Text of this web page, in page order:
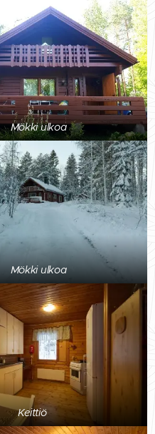
Mökki ulkoa
Mökki ulkoa
Keittiö